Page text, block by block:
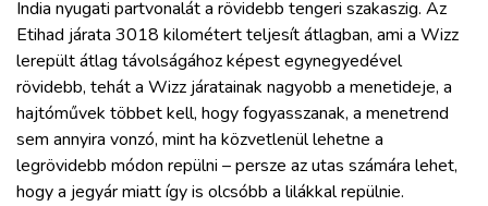
India nyugati partvonalát a rövidebb tengeri szakaszig. Az
Etihad járata 3018 kilométert teljesít átlagban, ami a Wizz
lerepült átlag távolságához képest egynegyedével
rövidebb, tehát a Wizz járatainak nagyobb a menetideje, a
hajtóművek többet kell, hogy fogyasszanak, a menetrend
sem annyira vonzó, mint ha közvetlenül lehetne a
legrövidebb módon repülni – persze az utas számára lehet,
hogy a jegyár miatt így is olcsóbb a lilákkal repülnie.